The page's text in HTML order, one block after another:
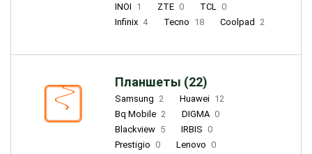
INOI 1 ZTE 0 TCL 0
Infinix 4 Tecno 18 Coolpad 2
Планшеты (22)
Samsung 2 Huawei 12
Bq Mobile 2 DIGMA 0
Blackview 5 IRBIS 0
Prestigio 0 Lenovo 0